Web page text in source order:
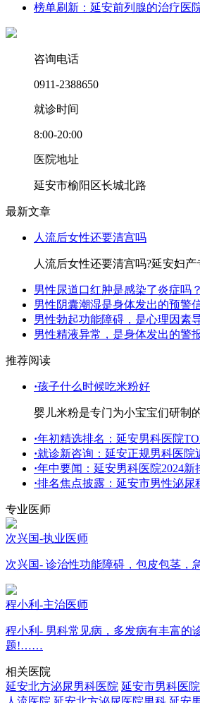
榜单刷新：延安前列腺的治疗医
咨询电话
0911-2388650
就诊时间
8:00-20:00
医院地址
延安市榆阳区长城北路
最新文章
人流后女性还要清宫吗
人流后女性还要清宫吗?延安妇
男性尿道口红肿是感染了炎症吗？
男性阴囊潮湿是身体发出的预警
男性勃起功能障碍，是心理因素
男性精液异常，是身体发出的警
推荐阅读
·孩子什么时候吃米粉好
婴儿米粉是专门为小宝宝们研
·年初精选排名：延安男科医院
·就诊新咨询：延安正规男科医院
·年中要闻：延安男科医院2024新
·排名焦点披露：延安市男性泌尿
专业医师
次兴国-执业医师
次兴国- 诊治性功能障碍，包皮包茎
程小利-主治医师
程小利- 男科常见病，多发病有丰富的
题!……
相关医院
延安北方泌尿男科医院 延安市男科医院